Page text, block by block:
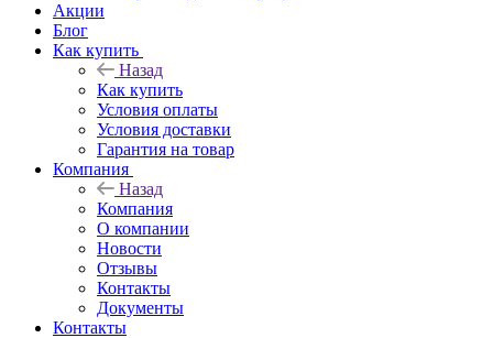
Акции
Блог
Как купить
Назад
Как купить
Условия оплаты
Условия доставки
Гарантия на товар
Компания
Назад
Компания
О компании
Новости
Отзывы
Контакты
Документы
Контакты